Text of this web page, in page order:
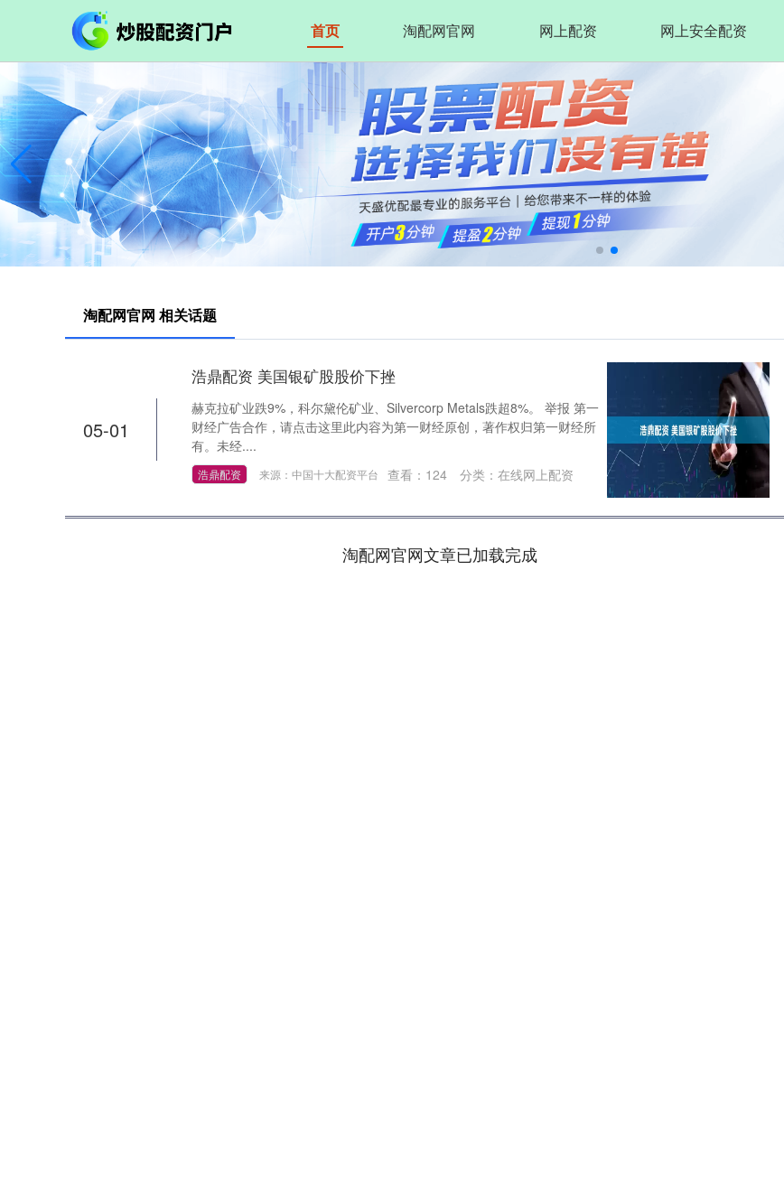
首页 淘配网官网 网上配资 网上安全配资
淘配网官网 相关话题
05-01
浩鼎配资 美国银矿股股价下挫
赫克拉矿业跌9%，科尔黛伦矿业、Silvercorp Metals跌超8%。 举报 第一
财经广告合作，请点击这里此内容为第一财经原创，著作权归第一财经所
有。未经....
浩鼎配资 来源：中国十大配资平台 查看： 124 分类： 在线网上配资
淘配网官网文章已加载完成